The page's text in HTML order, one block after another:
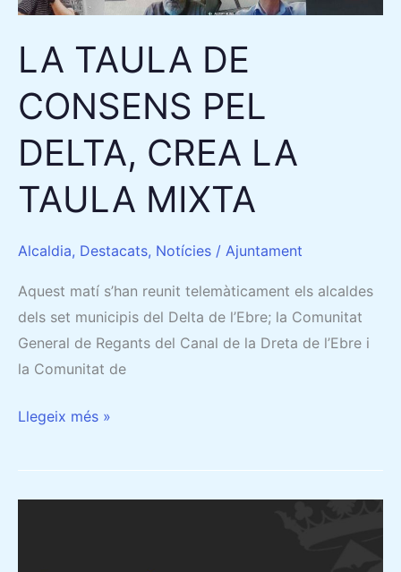
LA TAULA DE
CONSENS PEL
DELTA, CREA LA
TAULA MIXTA
Alcaldia, Destacats, Notícies / Ajuntament
Aquest matí s’han reunit telemàticament els alcaldes
dels set municipis del Delta de l’Ebre; la Comunitat
General de Regants del Canal de la Dreta de l’Ebre i
la Comunitat de
LA
MIXTA
Llegeix més »